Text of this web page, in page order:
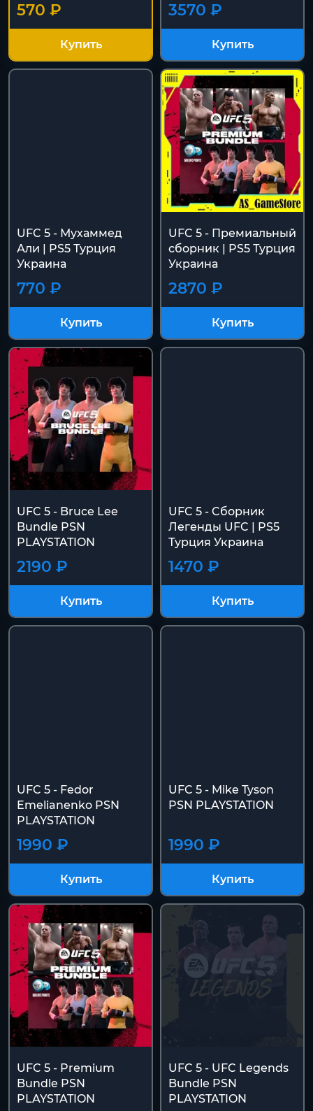
570 ₽
Купить
3570 ₽
Купить
UFC 5 - Мухаммед
Али | PS5 Турция
Украина
770 ₽
Купить
UFC 5 - Премиальный
сборник | PS5 Турция
Украина
2870 ₽
Купить
UFC 5 - Bruce Lee
Bundle PSN
PLAYSTATION
2190 ₽
Купить
UFC 5 - Cборник
Легенды UFC | PS5
Турция Украина
1470 ₽
Купить
UFC 5 - Fedor
Emelianenko PSN
PLAYSTATION
1990 ₽
Купить
UFC 5 - Mike Tyson
PSN PLAYSTATION
1990 ₽
Купить
UFC 5 - Premium
Bundle PSN
PLAYSTATION
UFC 5 - UFC Legends
Bundle PSN
PLAYSTATION